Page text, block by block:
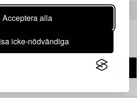
Acceptera alla
icke-nödvändiga